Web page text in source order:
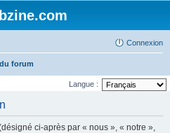
Connexion
forum
Langue :
ci-après par « nous », « notre »,